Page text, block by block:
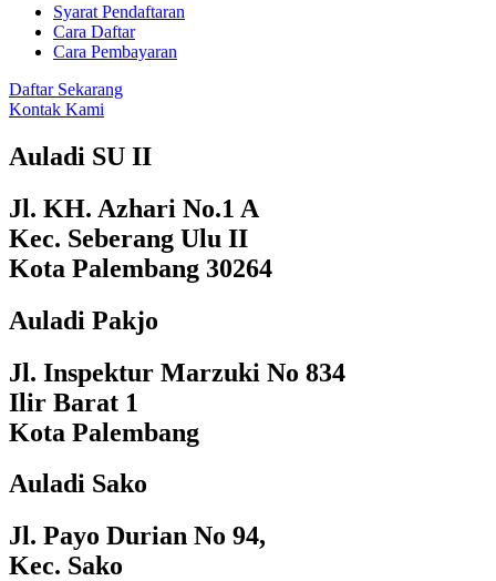
Syarat Pendaftaran
Cara Daftar
Cara Pembayaran
Daftar Sekarang
Kontak Kami
Auladi SU II
Jl. KH. Azhari No.1 A
Kec. Seberang Ulu II
Kota Palembang 30264
Auladi Pakjo
Jl. Inspektur Marzuki No 834
Ilir Barat 1
Kota Palembang
Auladi Sako
Jl. Payo Durian No 94,
Kec. Sako